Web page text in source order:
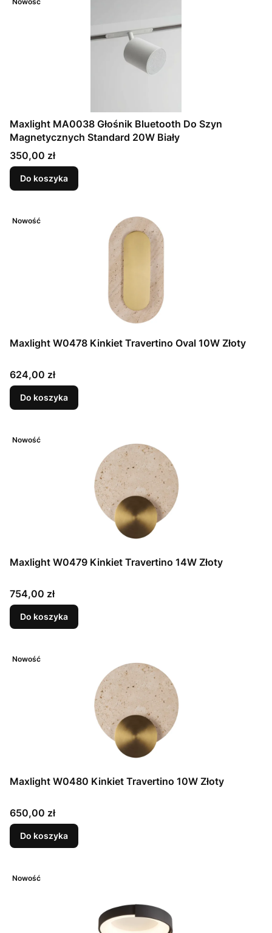
Maxlight MA0038 Głośnik Bluetooth Do Szyn
Magnetycznych Standard 20W Biały
Cena
350,00 zł
Do koszyka
Nowość
Maxlight W0478 Kinkiet Travertino Oval 10W Złoty
Cena
624,00 zł
Do koszyka
Nowość
Maxlight W0479 Kinkiet Travertino 14W Złoty
Cena
754,00 zł
Do koszyka
Nowość
Maxlight W0480 Kinkiet Travertino 10W Złoty
Cena
650,00 zł
Do koszyka
Nowość